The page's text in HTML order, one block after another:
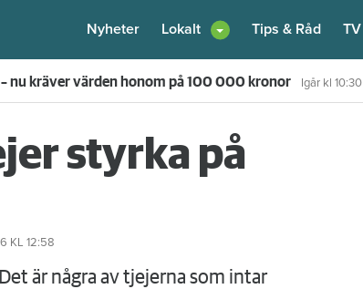
Nyheter Lokalt Tips & Råd TV
nu kräver värden honom på 100 000 kronor Igår kl 10:30
styrka på
KL 12:58
är några av tjejerna som intar